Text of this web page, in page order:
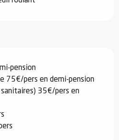
pension
75€/pers en demi-pension
35€/pers en